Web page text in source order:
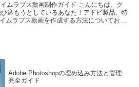
ムラプス動画制作ガイド こんにちは、ク
込もうとしているあなた！アドビ製品、特
ムラプス動画を作成する方法についてお話
Adobe Photoshopの埋め込み方法と管理
完全ガイド